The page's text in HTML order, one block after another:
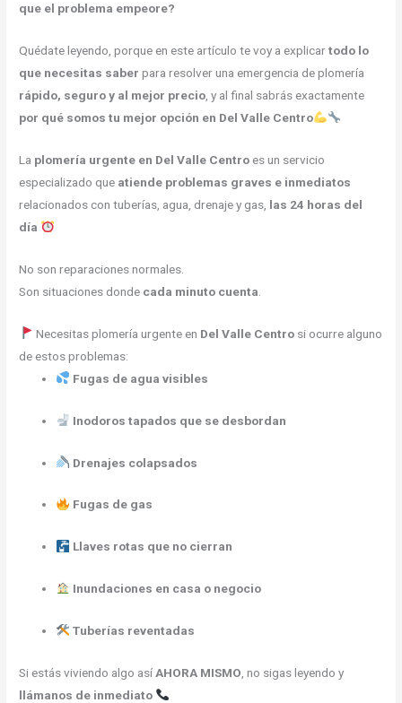
que el problema empeore?
Quédate leyendo, porque en este artículo te voy a explicartodo lo
que necesitas saber para resolver una emergencia de plomería
rápido, seguro y al mejor precio , y al final sabrás exactamente
por qué somos tu mejor opción en Del Valle Centro
La plomería urgente en Del Valle Centro es un servicio
especializado que atiende problemas graves e inmediatos
relacionados con tuberías, agua, drenaje y gas, las 24 horas del
día
No son reparaciones normales.
Son situaciones donde cada minuto cuenta
Necesitas plomería urgente en Del Valle Centro si ocurre alguno
de estos problemas:
Fugas de agua visibles
Inodoros tapados que se desbordan
Drenajes colapsados
Fugas de gas
Llaves rotas que no cierran
Inundaciones en casa o negocio
Tuberías reventadas
Si estás viviendo algo así AHORA MISMO , no sigas leyendo y
llámanos de inmediato